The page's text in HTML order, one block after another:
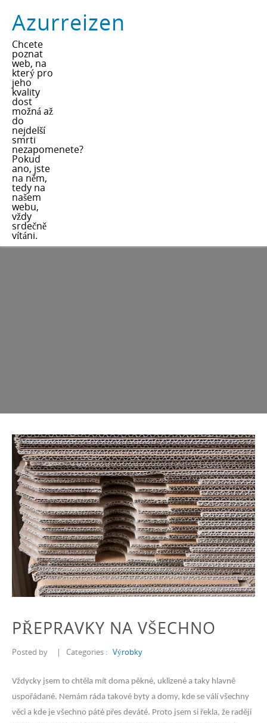
Azurreizen
Chcete
poznat
web, na
který pro
jeho
kvality
dost
možná až
do
nejdelší
smrti
nezapomenete?
Pokud
ano, jste
na něm,
tedy na
našem
webu,
vždy
srdečně
vítáni.
PŘEPRAVKY NA VŠECHNO
Posted by | Categories : Výrobky
Vždycky jsem to chtěla mít doma pěkné, uklizené a taky hlavně
uspořádané. Nemám ráda takové byty a domy, kde se válí všechny
věci a kde je všechno páté přes deváté. Proto jsem si řekla, že raději